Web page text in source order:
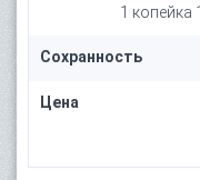
1 копейка
Сохранность
Цена